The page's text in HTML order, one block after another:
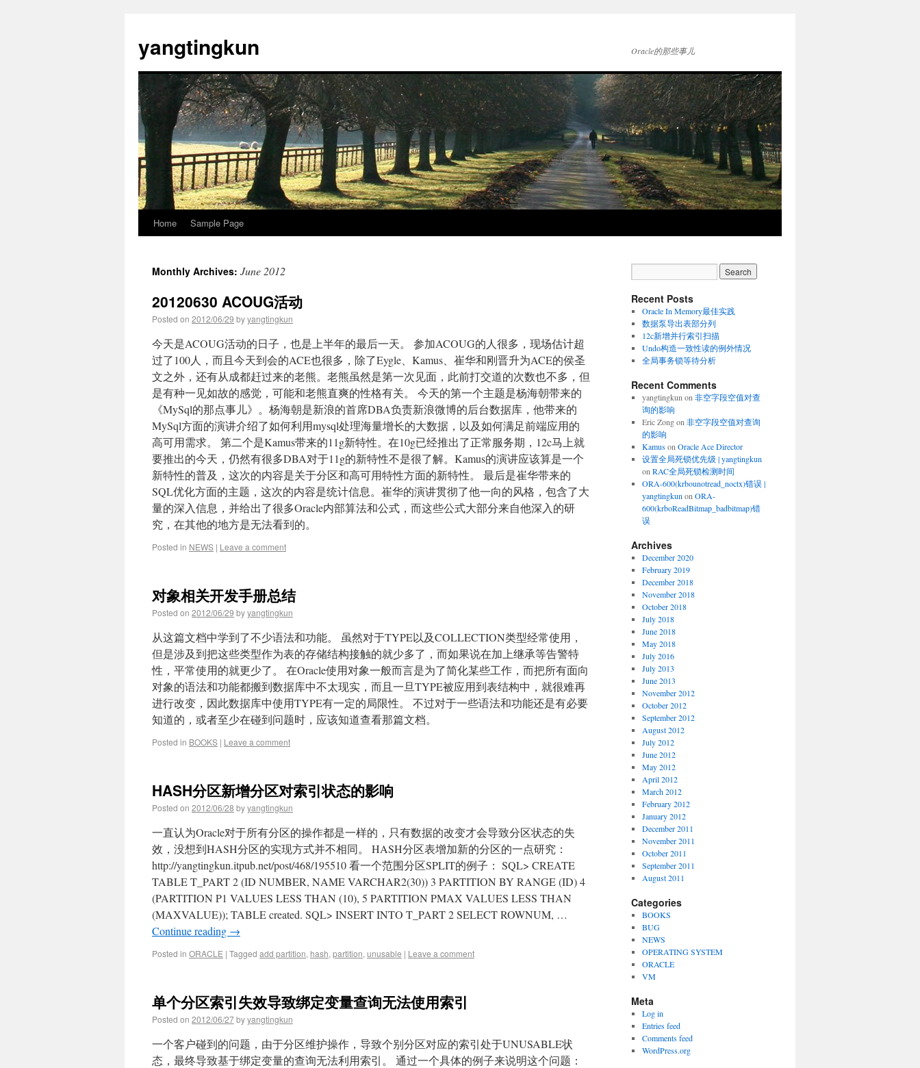
yangtingkun Oracle的那些事儿
Home Sample Page
Monthly Archives: June 2012
20120630 ACOUG活动
Posted on 2012/06/29 byyangtingkun
今天是ACOUG活动的日子，也是上半年的最后一天。 参加ACOUG的人很多，现场估计超
过了100人，而且今天到会的ACE也很多，除了Eygle、Kamus、崔华和刚晋升为ACE的侯圣
文之外，还有从成都赶过来的老熊。老熊虽然是第一次见面，此前打交道的次数也不多，但
是有种一见如故的感觉，可能和老熊直爽的性格有关。 今天的第一个主题是杨海朝带来的
《MySql的那点事儿》。杨海朝是新浪的首席DBA负责新浪微博的后台数据库，他带来的
MySql方面的演讲介绍了如何利用mysql处理海量增长的大数据，以及如何满足前端应用的
高可用需求。 第二个是Kamus带来的11g新特性。在10g已经推出了正常服务期，12c马上就
要推出的今天，仍然有很多DBA对于11g的新特性不是很了解。Kamus的演讲应该算是一个
新特性的普及，这次的内容是关于分区和高可用特性方面的新特性。 最后是崔华带来的
SQL优化方面的主题，这次的内容是统计信息。崔华的演讲贯彻了他一向的风格，包含了大
量的深入信息，并给出了很多Oracle内部算法和公式，而这些公式大部分来自他深入的研
究，在其他的地方是无法看到的。
Posted in NEWS | Leave a comment
对象相关开发手册总结
Posted on 2012/06/29 byyangtingkun
从这篇文档中学到了不少语法和功能。 虽然对于TYPE以及COLLECTION类型经常使用，
但是涉及到把这些类型作为表的存储结构接触的就少多了，而如果说在加上继承等告警特
性，平常使用的就更少了。 在Oracle使用对象一般而言是为了简化某些工作，而把所有面向
对象的语法和功能都搬到数据库中不太现实，而且一旦TYPE被应用到表结构中，就很难再
进行改变，因此数据库中使用TYPE有一定的局限性。 不过对于一些语法和功能还是有必要
知道的，或者至少在碰到问题时，应该知道查看那篇文档。
Posted in BOOKS | Leave a comment
HASH分区新增分区对索引状态的影响
Posted on 2012/06/28 byyangtingkun
一直认为Oracle对于所有分区的操作都是一样的，只有数据的改变才会导致分区状态的失
效，没想到HASH分区的实现方式并不相同。 HASH分区表增加新的分区的一点研究：
http://yangtingkun.itpub.net/post/468/195510 看一个范围分区SPLIT的例子： SQL> CREATE
TABLE T_PART 2 (ID NUMBER, NAME VARCHAR2(30)) 3 PARTITION BY RANGE (ID) 4
(PARTITION P1 VALUES LESS THAN (10), 5 PARTITION PMAX VALUES LESS THAN
(MAXVALUE)); TABLE created. SQL> INSERT INTO T_PART 2 SELECT ROWNUM, …
Continue reading →
Posted in ORACLE | Tagged add partition, hash, partition, unusable | Leave a comment
单个分区索引失效导致绑定变量查询无法使用索引
Posted on 2012/06/27byyangtingkun
一个客户碰到的问题，由于分区维护操作，导致个别分区对应的索引处于UNUSABLE状
态，最终导致基于绑定变量的查询无法利用索引。 通过一个具体的例子来说明这个问题：
Recent Posts
Oracle In Memory最佳实践
数据泵导出表部分列
12c新增并行索引扫描
Undo构造一致性读的例外情况
全局事务锁等待分析
Recent Comments
yangtingkun on 非空字段空值对查
询的影响
Eric Zongon 非空字段空值对查询
的影响
Kamuson Oracle Ace Director
设置全局死锁优先级 | yangtingkun
on RAC全局死锁检测时间
ORA-600(krbounotread_noctx)错误 |
yangtingkun on ORA-
600(krboReadBitmap_badbitmap)错
误
Archives
December 2020
February 2019
December 2018
November 2018
October 2018
July 2018
June 2018
May 2018
July 2016
July 2013
June 2013
November 2012
October 2012
September 2012
August 2012
July 2012
June 2012
May 2012
April 2012
March 2012
February 2012
January 2012
December 2011
November 2011
October 2011
September 2011
August 2011
Categories
BOOKS
BUG
NEWS
OPERATING SYSTEM
ORACLE
VM
Meta
Log in
Entries feed
Comments feed
WordPress.org